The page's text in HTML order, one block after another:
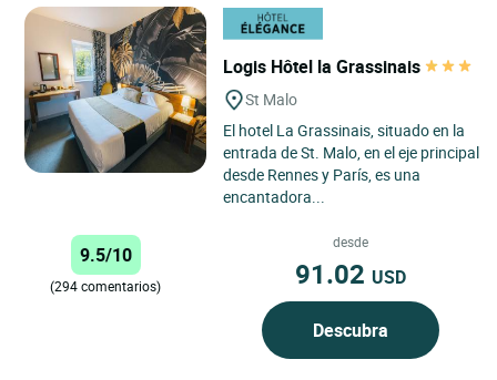
Logis Hôtel la Grassinais
St Malo
El hotel La Grassinais, situado en la
entrada de St. Malo, en el eje principal
desde Rennes y París, es una
encantadora...
9.5/10
(294 comentarios)
desde
91.02 USD
Descubra